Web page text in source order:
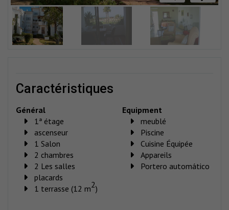
caractéristiques
Général
1ª étage
ascenseur
1 Salon
2 chambres
2 Les salles
placards
1 terrasse (12 m2)
Equipment
meublé
Piscine
Cuisine Équipée
Appareils
Portero automático